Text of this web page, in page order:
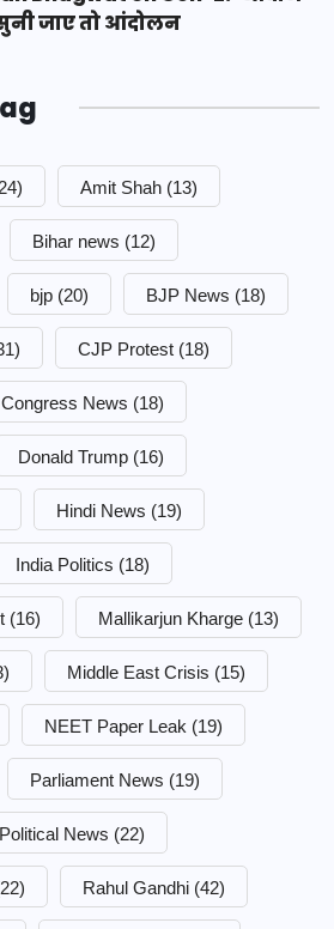
जाए तो आंदोलन
Amit Shah (13)
Bihar news (12)
bjp (20) BJP News (18)
CJP Protest (18)
Congress News (18)
Donald Trump (16)
Hindi News (19)
India Politics (18)
(16) Mallikarjun Kharge (13)
Middle East Crisis (15)
NEET Paper Leak (19)
Parliament News (19)
Political News (22)
Rahul Gandhi (42)